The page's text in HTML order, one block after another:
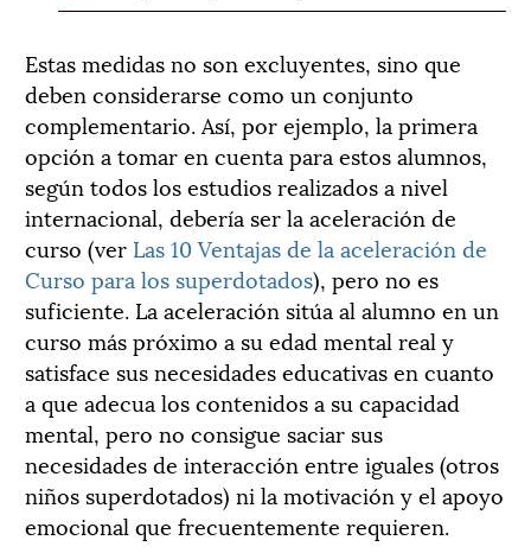
Estas medidas no son excluyentes, sino que
deben considerarse como un conjunto
complementario. Así, por ejemplo, la primera
opción a tomar en cuenta para estos alumnos,
según todos los estudios realizados a nivel
internacional, debería ser la aceleración de
curso (ver Las 10 Ventajas de la aceleración de
Curso para los superdotados), pero no es
suficiente. La aceleración sitúa al alumno en un
curso más próximo a su edad mental real y
satisface sus necesidades educativas en cuanto
a que adecua los contenidos a su capacidad
mental, pero no consigue saciar sus
necesidades de interacción entre iguales (otros
niños superdotados) ni la motivación y el apoyo
emocional que frecuentemente requieren.